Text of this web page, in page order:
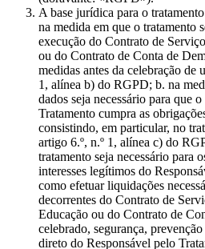
A base jurídica para o
na medida em que o tratamento
execução do Contrato de
ou do Contrato de Conta de
medidas antes da celebração
1, alínea b) do RGPD; b. na
dados seja necessário para que
Tratamento cumpra as
consistindo, em particular, no
artigo 6.º, n.º 1, alínea c) do
tratamento seja necessário para
interesses legítimos do
como efetuar liquidações
decorrentes do Contrato de
Educação ou do Contrato de
celebrado, segurança,
direto do Responsável pelo